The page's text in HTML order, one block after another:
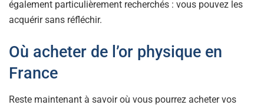
également particulièrement recherchés : vous pouvez les
acquérir sans réfléchir.
Où acheter de l’or physique en
France
Reste maintenant à savoir où vous pourrez acheter vos